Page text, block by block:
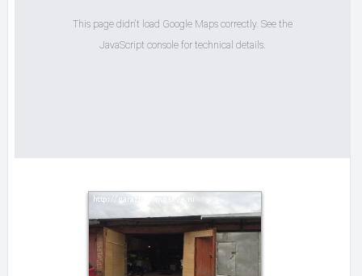
This page didn't load Google Maps correctly. See the
JavaScript console for technical details.